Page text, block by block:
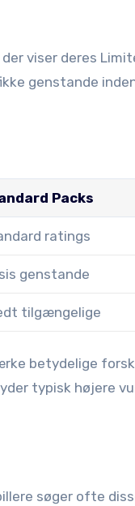
viser deres
genstande
Packs
ratings
genstande
tilgængelige
betydelige
typisk højere
søger ofte